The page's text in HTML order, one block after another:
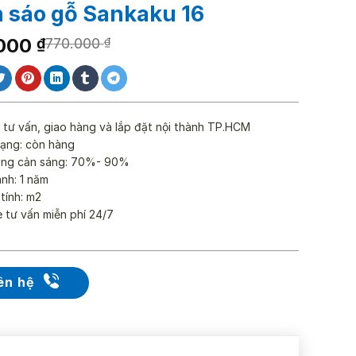
sáo gỗ Sankaku 16
770.000₫
₫.
₫
₫.
hệ
tư vấn, giao hàng và lắp đặt nội thành TP.HCM
còn hàng
cản sáng: 70%- 90%
1 năm
m2
tư vấn miễn phí 24/7